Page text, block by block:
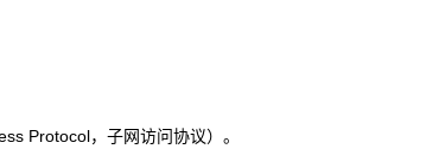
Protocol，子网访问协议）。